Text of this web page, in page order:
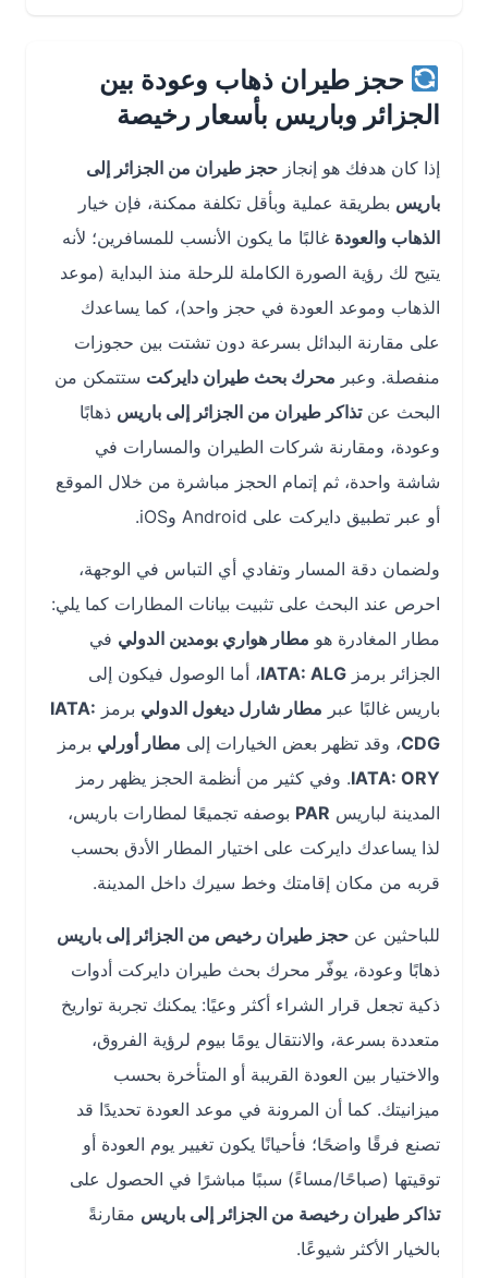
حجز طيران ذهاب وعودة بين
الجزائر وباريس بأسعار رخيصة
إذا كان هدفك هو إنجاز حجز طيران من الجزائر إلى
باريسبطريقة عملية وبأقل تكلفة ممكنة، فإن خيار
الذهاب والعودةغالبًا ما يكون الأنسب للمسافرين؛ لأنه
يتيح لك رؤية الصورة الكاملة للرحلة منذ البداية (موعد
الذهاب وموعد العودة في حجز واحد)، كما يساعدك
على مقارنة البدائل بسرعة دون تشتت بين حجوزات
منفصلة. وعبر محرك بحث طيران دايركتستتمكن من
البحث عنتذاكر طيران من الجزائر إلى باريسذهابًا
وعودة، ومقارنة شركات الطيران والمسارات في
شاشة واحدة، ثم إتمام الحجز مباشرة من خلال الموقع
أو عبر تطبيق دايركت على Android وiOS.
ولضمان دقة المسار وتفادي أي التباس في الوجهة،
احرص عند البحث على تثبيت بيانات المطارات كما يلي:
مطار المغادرة هومطار هواري بومدين الدوليفي
الجزائر برمز IATA: ALG، أما الوصول فيكون إلى
باريس غالبًا عبرمطار شارل ديغول الدوليبرمز IATA:
، وقد تظهر بعض الخيارات إلىمطار أورلي برمز
IATA: ORY. وفي كثير من أنظمة الحجز يظهر رمز
المدينة لباريسPAR بوصفه تجميعًا لمطارات باريس،
لذا يساعدك دايركت على اختيار المطار الأدق بحسب
قربه من مكان إقامتك وخط سيرك داخل المدينة.
للباحثين عنحجز طيران رخيص من الجزائر إلى باريس
ذهابًا وعودة، يوفّر محرك بحث طيران دايركت أدوات
ذكية تجعل قرار الشراء أكثر وعيًا: يمكنك تجربة تواريخ
متعددة بسرعة، والانتقال يومًا بيوم لرؤية الفروق،
والاختيار بين العودة القريبة أو المتأخرة بحسب
ميزانيتك. كما أن المرونة في موعد العودة تحديدًا قد
تصنع فرقًا واضحًا؛ فأحيانًا يكون تغيير يوم العودة أو
توقيتها (صباحًا/مساءً) سببًا مباشرًا في الحصول على
تذاكر طيران رخيصة من الجزائر إلى باريسمقارنةً
بالخيار الأكثر شيوعًا.